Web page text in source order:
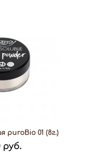
puroBio 01 (8г.)
руб.